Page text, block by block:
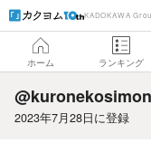
KADOKAWA
ホーム ランキング
@kuronekosimon
2023年7月28日に登録